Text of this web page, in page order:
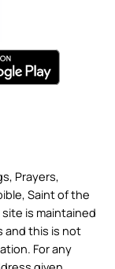
Prayers,
Saint of the
is maintained
and this is not
For any